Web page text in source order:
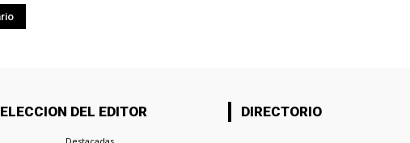
ELECCION DEL EDITOR DIRECTORIO